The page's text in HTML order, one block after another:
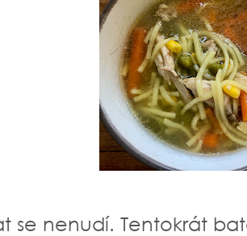
se nenudí. Tentokrát